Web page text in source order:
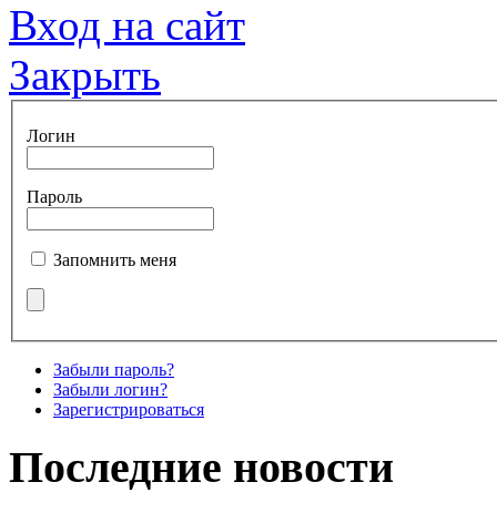
Вход на сайт
Закрыть
Логин
Пароль
Запомнить меня
Забыли пароль?
Забыли логин?
Зарегистрироваться
Последние новости